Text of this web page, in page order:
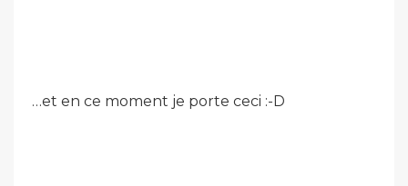
…et en ce moment je porte ceci :-D